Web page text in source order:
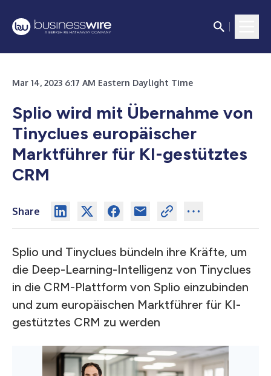
Mar 14, 2023 6:17 AM Eastern Daylight Time
Splio wird mit Übernahme von
Tinyclues europäischer
Marktführer für KI-gestütztes
CRM
Share
Splio und Tinyclues bündeln ihre Kräfte, um
die Deep-Learning-Intelligenz von Tinyclues
in die CRM-Plattform von Splio einzubinden
und zum europäischen Marktführer für KI-
gestütztes CRM zu werden